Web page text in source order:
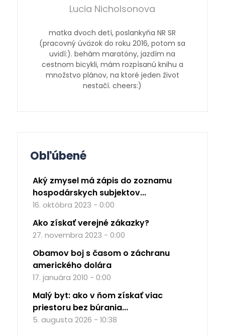
Lucia Nicholsonova
matka dvoch detí, poslankyňa NR SR
(pracovný úväzok do roku 2016, potom sa
uvidí:). behám maratóny, jazdím na
cestnom bicykli, mám rozpísanú knihu a
množstvo plánov, na ktoré jeden život
nestačí. cheers:)
Obľúbené
Aký zmysel má zápis do zoznamu
hospodárskych subjektov...
16. októbra 2023 - 0:00
Ako získať verejné zákazky?
27. novembra 2023 - 0:00
Obamov boj s časom o záchranu
amerického dolára
17. januára 2010 - 0:00
Malý byt: ako v ňom získať viac
priestoru bez búrania...
5. augusta 2026 - 10:38